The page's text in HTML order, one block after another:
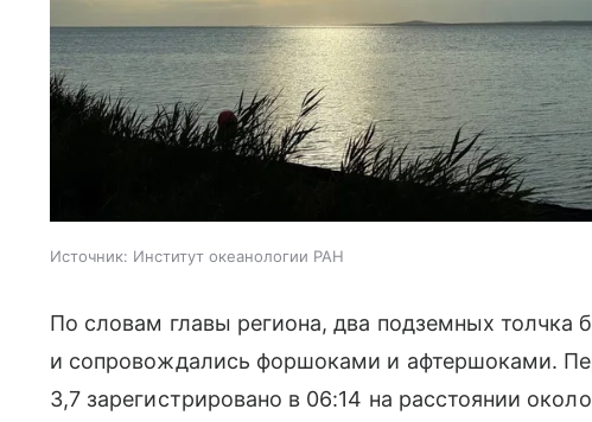
Источник: Институт океанологии РАН
По словам главы региона, два подземных
и сопровождались форшоками и афтершоками.
3,7 зарегистрировано в 06:14 на расстоянии